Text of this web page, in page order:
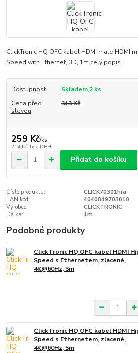
ClickTronic HQ OFC kabel HDMI male HDMI
Speed with Ethernet, 3D, 1m celý popis
Dostupnost
Skladem 2 ks
Cena před
slevou
313 Kč
259 Kč/ks
214 Kč bez DPH
Přidat do košíku
Číslo produktu:
CLICK70301hra
EAN kód:
4040849703010
Výrobce:
CLICKTRONIC
Délka:
1m
Podobné produkty
ClickTronic HQ OFC kabel HDMI
Speed s Ethernetem, zlacené,
4K@60Hz, 3m
ClickTronic HQ OFC kabel HDMI
Speed s Ethernetem, zlacené,
4K@60Hz, 5m